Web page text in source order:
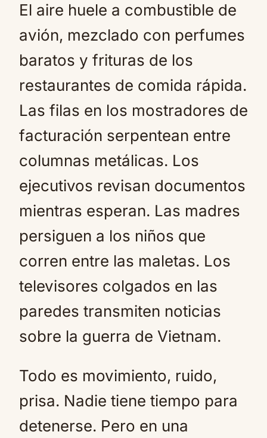
El aire huele a combustible de
avión, mezclado con perfumes
baratos y frituras de los
restaurantes de comida rápida.
Las filas en los mostradores de
facturación serpentean entre
columnas metálicas. Los
ejecutivos revisan documentos
mientras esperan. Las madres
persiguen a los niños que
corren entre las maletas. Los
televisores colgados en las
paredes transmiten noticias
sobre la guerra de Vietnam.
Todo es movimiento, ruido,
prisa. Nadie tiene tiempo para
detenerse. Pero en una